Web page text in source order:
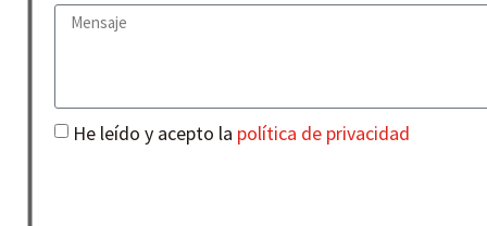
He leído y acepto la política de privacidad